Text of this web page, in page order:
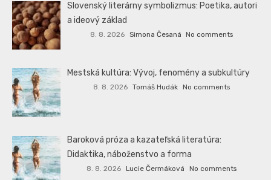
Slovenský literárny symbolizmus: Poetika, autori
a ideový základ
8. 8. 2026 Simona Česaná No comments
Mestská kultúra: Vývoj, fenomény a subkultúry
8. 8. 2026 Tomáš Hudák No comments
Baroková próza a kazateľská literatúra:
Didaktika, náboženstvo a forma
8. 8. 2026 Lucie Čermáková No comments